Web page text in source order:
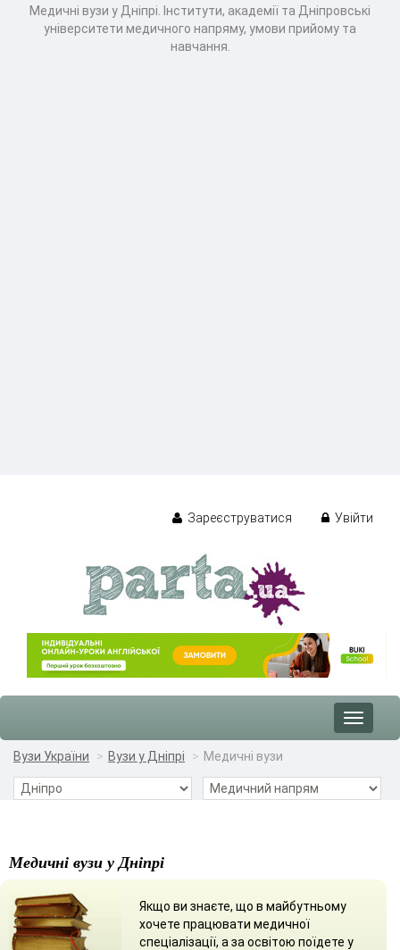
Медичні вузи у Дніпрі. Інститути, академії та Дніпровські
університети медичного напряму, умови прийому та
навчання.
Зареєструватися Увійти
Toggle
Вузи України
Вузи у Дніпрі Медичні вузи
Медичні вузи у Дніпрі
Якщо ви знаєте, що в майбутньому
хочете працювати медичної
спеціалізації, а за освітою поїдете у